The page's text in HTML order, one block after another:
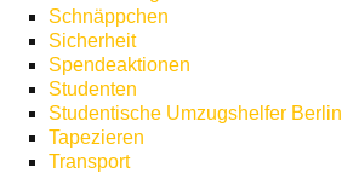
Schnäppchen
Sicherheit
Spendeaktionen
Studenten
Studentische Umzugshelfer Berlin
Tapezieren
Transport